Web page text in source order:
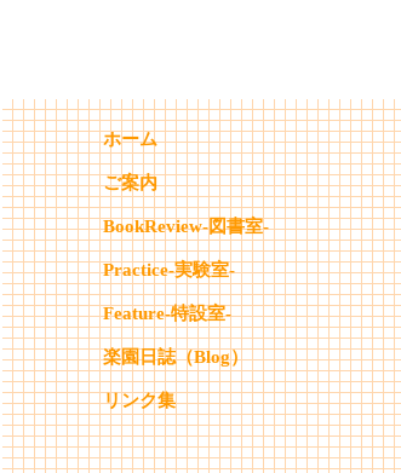
ホーム
ご案内
BookReview-図書室-
Practice-実験室-
Feature-特設室-
楽園日誌（Blog）
リンク集